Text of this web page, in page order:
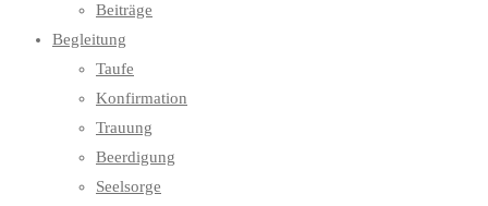
Beiträge
Begleitung
Taufe
Konfirmation
Trauung
Beerdigung
Seelsorge